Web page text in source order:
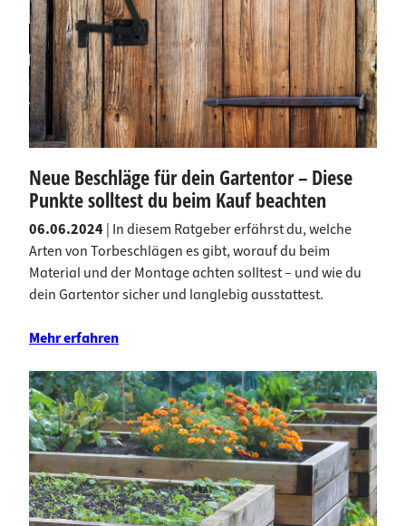
Neue Beschläge für dein Gartentor – Diese
Punkte solltest du beim Kauf beachten
06.06.2024| In diesem Ratgeber erfährst du, welche
Arten von Torbeschlägen es gibt, worauf du beim
Material und der Montage achten solltest – und wie du
dein Gartentor sicher und langlebig ausstattest.
Mehr erfahren